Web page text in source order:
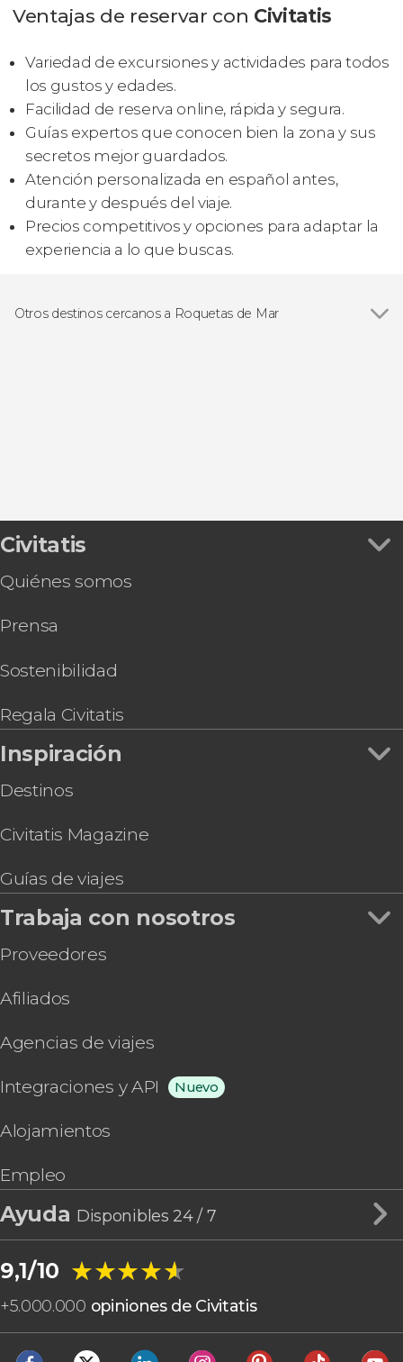
Ventajas de reservar con Civitatis
Variedad de excursiones y actividades para todos
los gustos y edades.
Facilidad de reserva online, rápida y segura.
Guías expertos que conocen bien la zona y sus
secretos mejor guardados.
Atención personalizada en español antes,
durante y después del viaje.
Precios competitivos y opciones para adaptar la
experiencia a lo que buscas.
Otros destinos cercanos a Roquetas de Mar
Civitatis
Quiénes somos
Prensa
Sostenibilidad
Regala Civitatis
Inspiración
Destinos
Civitatis Magazine
Guías de viajes
Trabaja con nosotros
Proveedores
Afiliados
Agencias de viajes
Integraciones y API Nuevo
Alojamientos
Empleo
Ayuda Disponibles 24 / 7
9,1/10 ★★★★★
★★★★★
+5.000.000 opiniones de Civitatis